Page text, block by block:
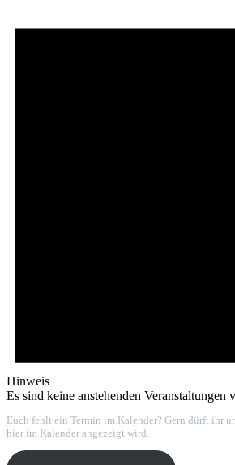
Hinweis
Es sind keine anstehenden Veranstaltungen
Euch fehlt ein Termin im Kalender? Gern dürft ihr
hier im Kalender angezeigt wird.